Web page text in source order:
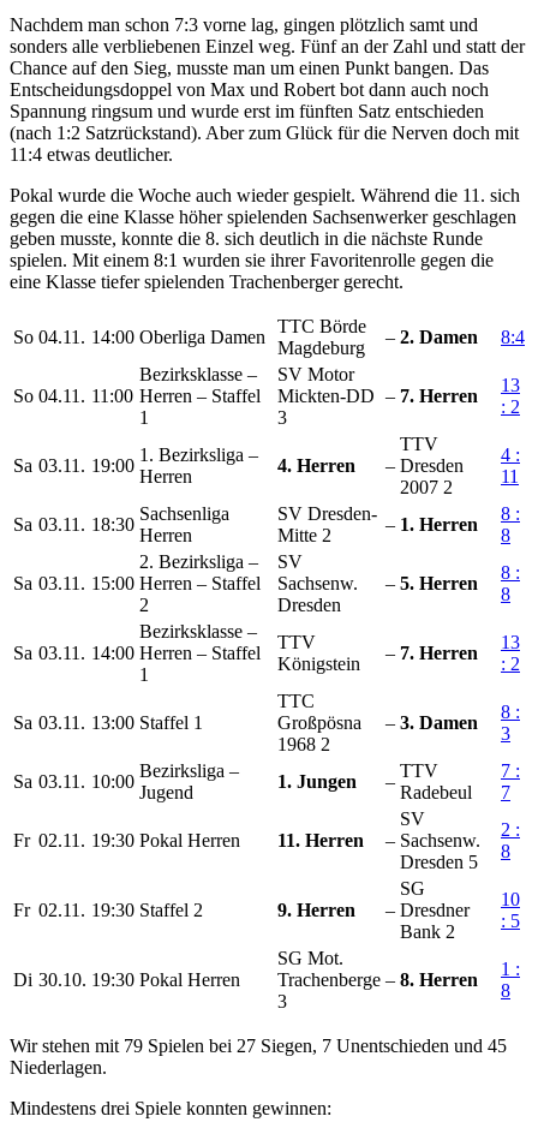
Nachdem man schon 7:3 vorne lag, gingen plötzlich samt und
sonders alle verbliebenen Einzel weg. Fünf an der Zahl und statt der
Chance auf den Sieg, musste man um einen Punkt bangen. Das
Entscheidungsdoppel von Max und Robert bot dann auch noch
Spannung ringsum und wurde erst im fünften Satz entschieden
(nach 1:2 Satzrückstand). Aber zum Glück für die Nerven doch mit
11:4 etwas deutlicher.
Pokal wurde die Woche auch wieder gespielt. Während die 11. sich
gegen die eine Klasse höher spielenden Sachsenwerker geschlagen
geben musste, konnte die 8. sich deutlich in die nächste Runde
spielen. Mit einem 8:1 wurden sie ihrer Favoritenrolle gegen die
eine Klasse tiefer spielenden Trachenberger gerecht.
So 04.11. 14:00 Oberliga Damen
TTC Börde
Magdeburg
– 2. Damen 8:4
So 04.11. 11:00
Bezirksklasse –
Herren – Staffel
1
SV Motor
Mickten-DD
3
– 7. Herren
13
: 2
Sa 03.11. 19:00
1. Bezirksliga –
Herren
4. Herren –
TTV
Dresden
2007 2
4 :
11
Sa 03.11. 18:30
Sachsenliga
Herren
SV Dresden-
Mitte 2
– 1. Herren
8 :
8
Sa 03.11. 15:00
2. Bezirksliga –
Herren – Staffel
2
SV
Sachsenw.
Dresden
– 5. Herren
8 :
8
Sa 03.11. 14:00
Bezirksklasse –
Herren – Staffel
1
TTV
Königstein
– 7. Herren
13
: 2
Sa 03.11. 13:00 Staffel 1
TTC
Großpösna
1968 2
– 3. Damen
8 :
3
Sa 03.11. 10:00
Bezirksliga –
Jugend
1. Jungen –
TTV
Radebeul
7 :
7
Fr 02.11. 19:30 Pokal Herren 11. Herren –
SV
Sachsenw.
Dresden 5
2 :
8
Fr 02.11. 19:30 Staffel 2 9. Herren –
SG
Dresdner
Bank 2
10
: 5
Di 30.10. 19:30 Pokal Herren
SG Mot.
Trachenberge
3
– 8. Herren
1 :
8
Wir stehen mit 79 Spielen bei 27 Siegen, 7 Unentschieden und 45
Niederlagen.
Mindestens drei Spiele konnten gewinnen: